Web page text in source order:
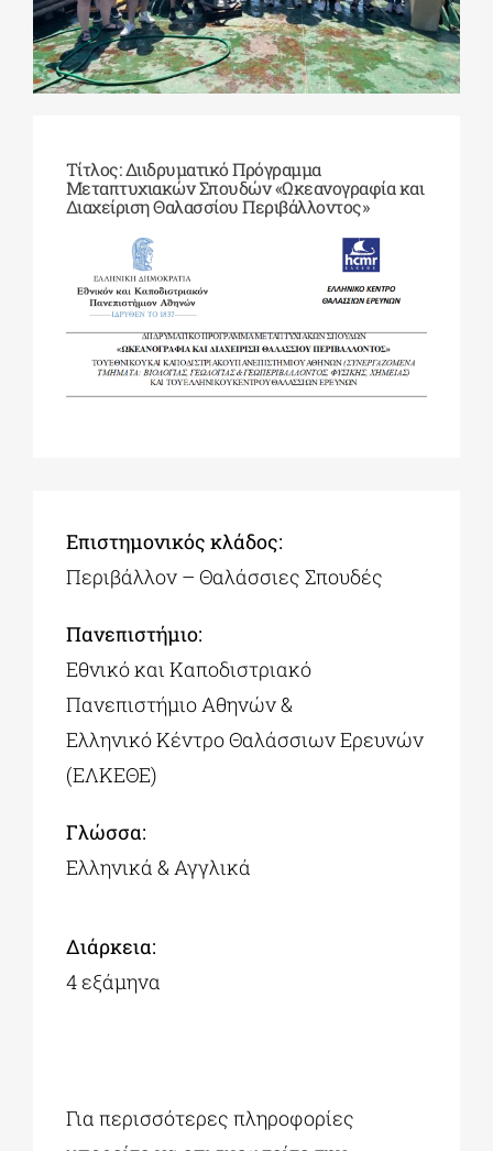
ΔΙΔΑΚΤΟΡΙΚΑ
ΠΟΛΙΤΙΣΤΙΚΟΙ ΦΟΡΕΙΣ
ΧΩΡΟΙ ΤΕΧΝΗΣ
Τίτλος:Διιδρυματικό Πρόγραμμα
Μεταπτυχιακών Σπουδών «Ωκεανογραφία και
Διαχείριση Θαλασσίου Περιβάλλοντος»
Επιστημονικός κλάδος:
Περιβάλλον – Θαλάσσιες Σπουδές
Πανεπιστήμιο:
Εθνικό και Καποδιστριακό
Πανεπιστήμιο Αθηνών &
Ελληνικό Κέντρο Θαλάσσιων Ερευνών
(ΕΛΚΕΘΕ)
Γλώσσα:
Ελληνικά & Αγγλικά
Διάρκεια:
4 εξάμηνα
Για περισσότερες πληροφορίες